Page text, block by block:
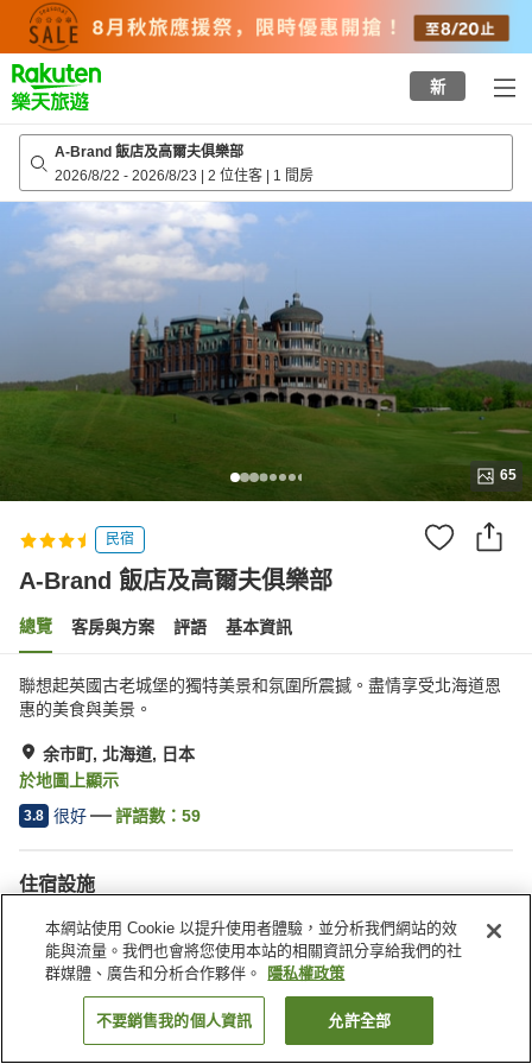
top
page
新
A-Brand 飯店及高爾夫俱樂部
2026/8/22 - 2026/8/23 | 2 位住客 | 1 間房
65
民宿
A-Brand 飯店及高爾夫俱樂部
總覽 客房與方案 評語 基本資訊
聯想起英國古老城堡的獨特美景和氛圍所震撼。盡情享受北海道恩
惠的美食與美景。
余市町, 北海道, 日本
於地圖上顯示
3.8 很好 評語數： 59
住宿設施
停車場
按摩浴缸
三溫暖
餐廳
找客房
本網站使用 Cookie 以提升使用者體驗，並分析我們網站的效
能與流量。我們也會將您使用本站的相關資訊分享給我們的社
群媒體、廣告和分析合作夥伴。
隱私權政策
不要銷售我的個人資訊 允許全部